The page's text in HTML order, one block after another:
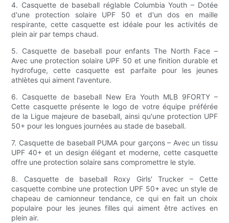
4. Casquette de baseball réglable Columbia Youth – Dotée
d'une protection solaire UPF 50 et d'un dos en maille
respirante, cette casquette est idéale pour les activités de
plein air par temps chaud.
5. Casquette de baseball pour enfants The North Face –
Avec une protection solaire UPF 50 et une finition durable et
hydrofuge, cette casquette est parfaite pour les jeunes
athlètes qui aiment l'aventure.
6. Casquette de baseball New Era Youth MLB 9FORTY –
Cette casquette présente le logo de votre équipe préférée
de la Ligue majeure de baseball, ainsi qu'une protection UPF
50+ pour les longues journées au stade de baseball.
7. Casquette de baseball PUMA pour garçons – Avec un tissu
UPF 40+ et un design élégant et moderne, cette casquette
offre une protection solaire sans compromettre le style.
8. Casquette de baseball Roxy Girls' Trucker – Cette
casquette combine une protection UPF 50+ avec un style de
chapeau de camionneur tendance, ce qui en fait un choix
populaire pour les jeunes filles qui aiment être actives en
plein air.